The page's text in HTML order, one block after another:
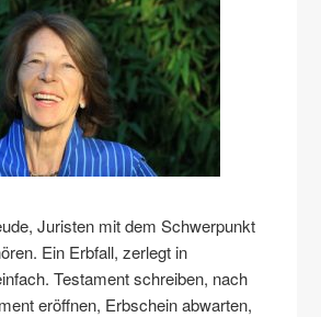
Juristen mit dem Schwerpunkt
Ein Erbfall, zerlegt in
Testament schreiben, nach
eröffnen, Erbschein abwarten,